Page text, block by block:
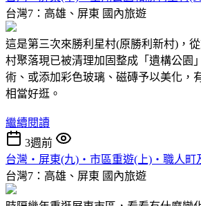
台灣7：高雄、屏東 國內旅遊
這是第三次來勝利星村(原勝利新村)，
村聚落現已被清理加固整成「遺構公園
術、或添加彩色玻璃、磁磚予以美化，
相當好逛。
繼續閱讀
3週前
台灣‧屏東(九)‧市區重遊(上)‧職人町
台灣7：高雄、屏東 國內旅遊